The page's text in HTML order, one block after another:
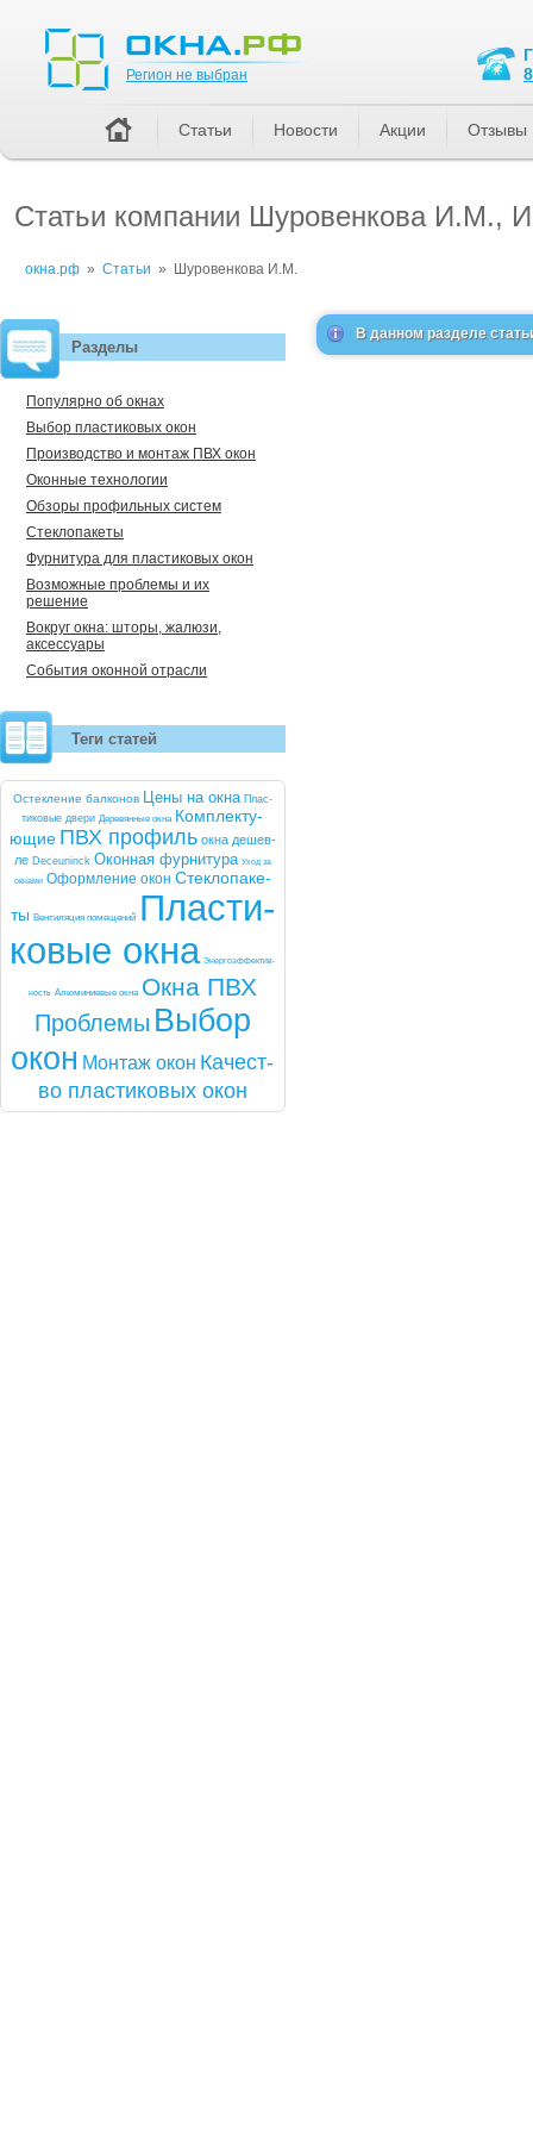
Статьи компании Шуровенкова И.М.,
окна.рф » Статьи » Шуровенкова И.М.
В данном разделе
Разделы
Популярно об окнах
Выбор пластиковых окон
Производство и монтаж ПВХ окон
Оконные технологии
Обзоры профильных систем
Стеклопакеты
Фурнитура для пластиковых окон
Возможные проблемы и их
решение
Вокруг окна: шторы, жалюзи,
аксессуары
События оконной отрасли
Теги статей
Ос­текле­ние бал­ко­нов Це­ны на ок­на Плас­
ти­ковые две­ри Де­ревян­ные ок­на Комп­лек­ту­
ющие ПВХ про­филь ок­на де­шев­
ле De­ce­uninck Окон­ная фур­ни­тура Уход за
ок­на­ми Оформ­ле­ние окон Стек­ло­паке­
ты Вен­ти­ляция по­меще­ний Плас­ти­
ковые ок­на Энер­го­эф­фектив­
ность Алю­мини­евые ок­на Ок­на ПВХ
Проб­ле­мы Вы­бор
окон Мон­таж окон Ка­чест­
во плас­ти­ковых окон
Регион не выбран
Статьи Новости Акции Отзывы